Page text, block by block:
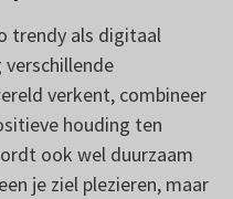
trendy als digitaal
verschillende
verkent, combineer
houding ten
ook wel duurzaam
je ziel plezieren, maar